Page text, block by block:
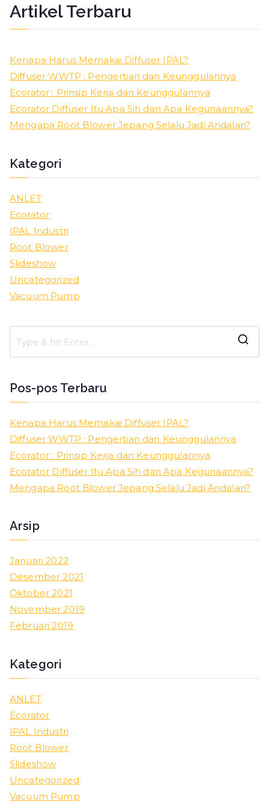
Artikel Terbaru
Kenapa Harus Memakai Diffuser IPAL?
Diffuser WWTP : Pengertian dan Keunggulannya
Ecorator : Prinsip Kerja dan Keunggulannya
Ecorator Diffuser Itu Apa Sih dan Apa Kegunaannya?
Mengapa Root Blower Jepang Selalu Jadi Andalan?
Kategori
ANLET
Ecorator
IPAL Industri
Root Blower
Slideshow
Uncategorized
Vacuum Pump
Pos-pos Terbaru
Kenapa Harus Memakai Diffuser IPAL?
Diffuser WWTP : Pengertian dan Keunggulannya
Ecorator : Prinsip Kerja dan Keunggulannya
Ecorator Diffuser Itu Apa Sih dan Apa Kegunaannya?
Mengapa Root Blower Jepang Selalu Jadi Andalan?
Arsip
Januari 2022
Desember 2021
Oktober 2021
November 2019
Februari 2019
Kategori
ANLET
Ecorator
IPAL Industri
Root Blower
Slideshow
Uncategorized
Vacuum Pump